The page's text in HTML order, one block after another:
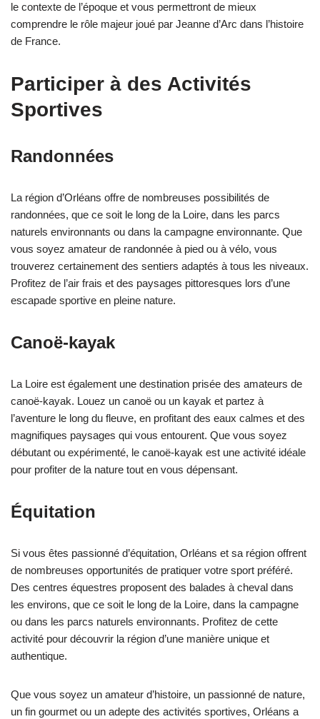
le contexte de l’époque et vous permettront de mieux
comprendre le rôle majeur joué par Jeanne d’Arc dans l’histoire
de France.
Participer à des Activités
Sportives
Randonnées
La région d’Orléans offre de nombreuses possibilités de
randonnées, que ce soit le long de la Loire, dans les parcs
naturels environnants ou dans la campagne environnante. Que
vous soyez amateur de randonnée à pied ou à vélo, vous
trouverez certainement des sentiers adaptés à tous les niveaux.
Profitez de l’air frais et des paysages pittoresques lors d’une
escapade sportive en pleine nature.
Canoë-kayak
La Loire est également une destination prisée des amateurs de
canoë-kayak. Louez un canoë ou un kayak et partez à
l’aventure le long du fleuve, en profitant des eaux calmes et des
magnifiques paysages qui vous entourent. Que vous soyez
débutant ou expérimenté, le canoë-kayak est une activité idéale
pour profiter de la nature tout en vous dépensant.
Équitation
Si vous êtes passionné d’équitation, Orléans et sa région offrent
de nombreuses opportunités de pratiquer votre sport préféré.
Des centres équestres proposent des balades à cheval dans
les environs, que ce soit le long de la Loire, dans la campagne
ou dans les parcs naturels environnants. Profitez de cette
activité pour découvrir la région d’une manière unique et
authentique.
Que vous soyez un amateur d’histoire, un passionné de nature,
un fin gourmet ou un adepte des activités sportives, Orléans a